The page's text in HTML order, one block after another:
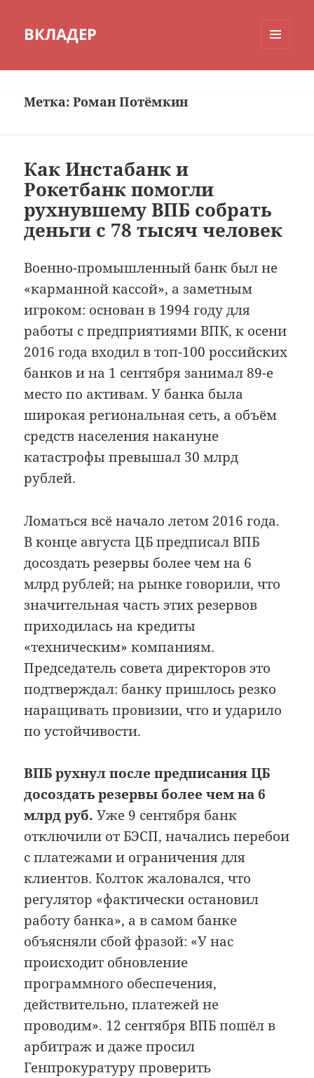
ВКЛАДЕР
Метка:Роман Потёмкин
Как Инстабанк и
Рокетбанк помогли
рухнувшему ВПБ собрать
деньги с 78 тысяч человек
Военно-промышленный банк был не
«карманной кассой», а заметным
игроком: основан в 1994 году для
работы с предприятиями ВПК, к осени
2016 года входил в топ-100 российских
банков и на 1 сентября занимал 89-е
место по активам. У банка была
широкая региональная сеть, а объём
средств населения накануне
катастрофы превышал 30 млрд
рублей.
Ломаться всё начало летом 2016 года.
В конце августа ЦБ предписал ВПБ
досоздать резервы более чем на 6
млрд рублей; на рынке говорили, что
значительная часть этих резервов
приходилась на кредиты
«техническим» компаниям.
Председатель совета директоров это
подтверждал: банку пришлось резко
наращивать провизии, что и ударило
по устойчивости.
ВПБ рухнул после предписания ЦБ
досоздать резервы более чем на 6
млрд руб. Уже 9 сентября банк
отключили от БЭСП, начались перебои
с платежами и ограничения для
клиентов. Колток жаловался, что
регулятор «фактически остановил
работу банка», а в самом банке
объясняли сбой фразой: «У нас
происходит обновление
программного обеспечения,
действительно, платежей не
проводим». 12 сентября ВПБ пошёл в
арбитраж и даже просил
Генпрокуратуру проверить